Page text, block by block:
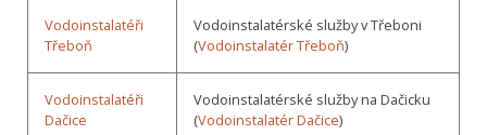
Vodoinstalatéři
Třeboň
Vodoinstalatérské služby v Třeboni
(Vodoinstalatér Třeboň)
Vodoinstalatéři
Dačice
Vodoinstalatérské služby na Dačicku
(Vodoinstalatér Dačice)